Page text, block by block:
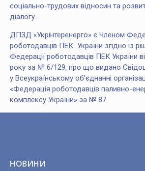
соціально-трудових відносин та
діалогу.
ДПЗД «Укрінтеренерго» є Членом
роботодавців ПЕК України згідно із
Федерації роботодавців ПЕК України
року за № 6/129, про що видано
у Всеукраїнському об’єднанні
«Федерація роботодавців паливно-
комплексу України» за № 87.
НОВИНИ